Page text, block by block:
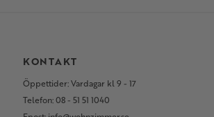
KONTAKT
Öppettider: Vardagar kl 9 - 17
Telefon: 08 - 51 51 1040